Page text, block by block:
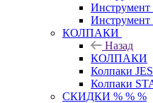
КОЛПАКИ
Назад
КОЛПАКИ
Колпаки
Колпаки
СКИДКИ % % %